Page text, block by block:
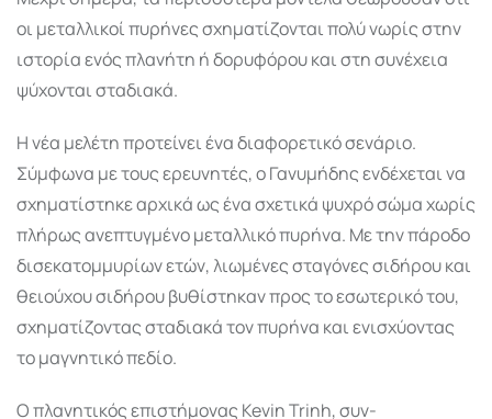
οι μεταλλικοί πυρήνες σχηματίζονται πολύ νωρίς στην
ιστορία ενός πλανήτη ή δορυφόρου και στη συνέχεια
ψύχονται σταδιακά.
Η νέα μελέτη προτείνει ένα διαφορετικό σενάριο.
Σύμφωνα με τους ερευνητές, ο Γανυμήδης ενδέχεται να
σχηματίστηκε αρχικά ως ένα σχετικά ψυχρό σώμα χωρίς
πλήρως ανεπτυγμένο μεταλλικό πυρήνα. Με την πάροδο
δισεκατομμυρίων ετών, λιωμένες σταγόνες σιδήρου και
θειούχου σιδήρου βυθίστηκαν προς το εσωτερικό του,
σχηματίζοντας σταδιακά τον πυρήνα και ενισχύοντας
το μαγνητικό πεδίο.
Ο πλανητικός επιστήμονας Kevin Trinh, συν-